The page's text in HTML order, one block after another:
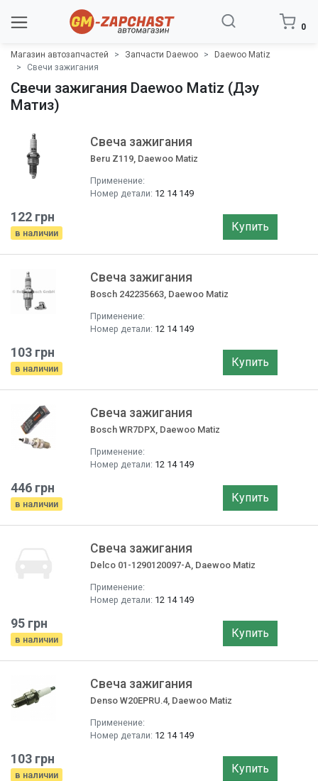
0
Магазин автозапчастей Запчасти Daewoo
Daewoo Matiz
Свечи зажигания
Свечи зажигания Daewoo Matiz (Дэу
Матиз)
Свеча зажигания
Beru Z119, Daewoo Matiz
Применение:
Номер детали: 12 14 149
122 грн
в наличии Купить
Свеча зажигания
Bosch 242235663, Daewoo Matiz
Применение:
Номер детали: 12 14 149
103 грн
в наличии Купить
Свеча зажигания
Bosch WR7DPX, Daewoo Matiz
Применение:
Номер детали: 12 14 149
446 грн
в наличии Купить
Свеча зажигания
Delco 01-1290120097-A, Daewoo Matiz
Применение:
Номер детали: 12 14 149
95 грн
в наличии Купить
Свеча зажигания
Denso W20EPRU.4, Daewoo Matiz
Применение:
Номер детали: 12 14 149
103 грн
в наличии Купить